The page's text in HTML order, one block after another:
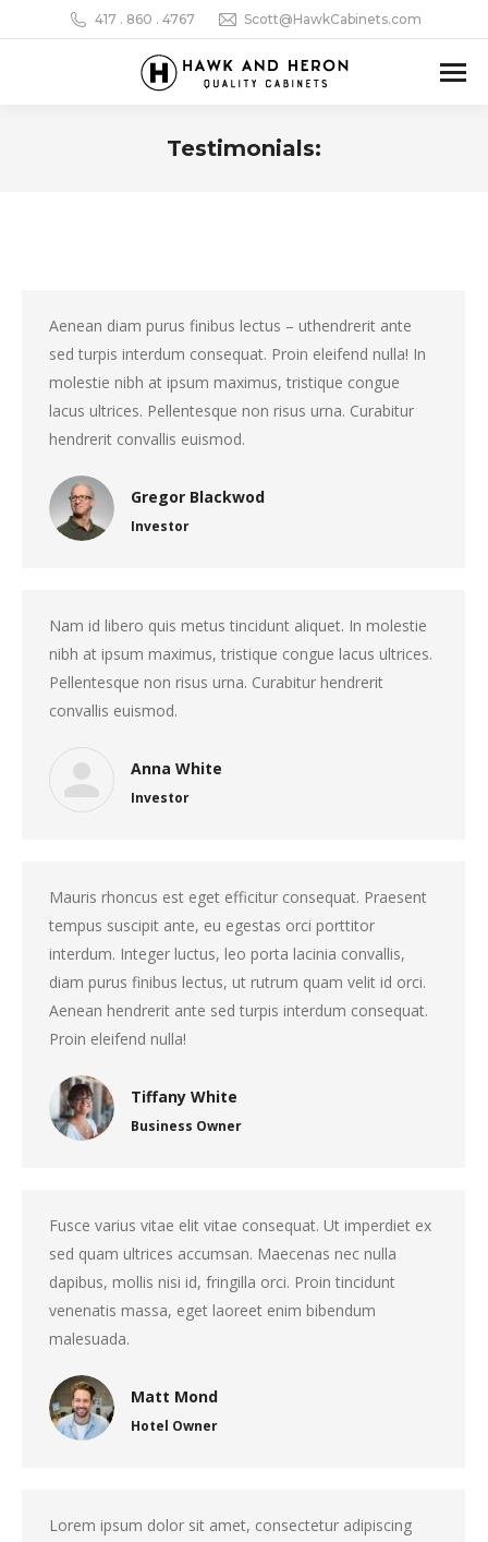
417 . 860 . 4767‬ Scott@HawkCabinets.com
Testimonials:
Aenean diam purus finibus lectus – uthendrerit ante
sed turpis interdum consequat. Proin eleifend nulla! In
molestie nibh at ipsum maximus, tristique congue
lacus ultrices. Pellentesque non risus urna. Curabitur
hendrerit convallis euismod.
Gregor Blackwod
Investor
Nam id libero quis metus tincidunt aliquet. In molestie
nibh at ipsum maximus, tristique congue lacus ultrices.
Pellentesque non risus urna. Curabitur hendrerit
convallis euismod.
Anna White
Investor
Mauris rhoncus est eget efficitur consequat. Praesent
tempus suscipit ante, eu egestas orci porttitor
interdum. Integer luctus, leo porta lacinia convallis,
diam purus finibus lectus, ut rutrum quam velit id orci.
Aenean hendrerit ante sed turpis interdum consequat.
Proin eleifend nulla!
Tiffany White
Business Owner
Fusce varius vitae elit vitae consequat. Ut imperdiet ex
sed quam ultrices accumsan. Maecenas nec nulla
dapibus, mollis nisi id, fringilla orci. Proin tincidunt
venenatis massa, eget laoreet enim bibendum
malesuada.
Matt Mond
Hotel Owner
Lorem ipsum dolor sit amet, consectetur adipiscing